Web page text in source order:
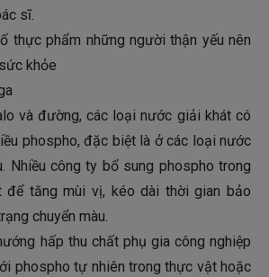
sĩ.
thực phẩm những người thận yếu nên
khỏe
và đường, các loại nước giải khát có
phospho, đặc biệt là ở các loại nước
Nhiều công ty bổ sung phospho trong
để tăng mùi vị, kéo dài thời gian bảo
chuyển màu.
hấp thu chất phụ gia công nghiệp
phospho tự nhiên trong thực vật hoặc